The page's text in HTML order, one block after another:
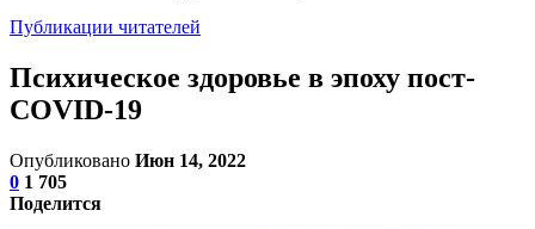
Публикации читателей
Психическое здоровье в эпоху пост-
COVID-19
Опубликовано Июн 14, 2022
0 1 705
Поделится